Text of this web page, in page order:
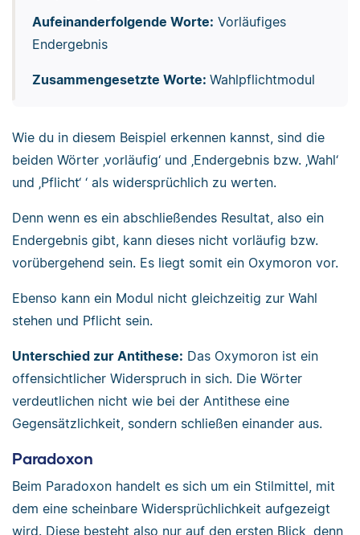
Aufeinanderfolgende Worte: Vorläufiges
Endergebnis
Zusammengesetzte Worte: Wahlpflichtmodul
Wie du in diesem Beispiel erkennen kannst, sind die
beiden Wörter ‚vorläufig‘ und ‚Endergebnis bzw. ‚Wahl‘
und ‚Pflicht‘ ‘ als widersprüchlich zu werten.
Denn wenn es ein abschließendes Resultat, also ein
Endergebnis gibt, kann dieses nicht vorläufig bzw.
vorübergehend sein. Es liegt somit ein Oxymoron vor.
Ebenso kann ein Modul nicht gleichzeitig zur Wahl
stehen und Pflicht sein.
Unterschied zur Antithese: Das Oxymoron ist ein
offensichtlicher Widerspruch in sich. Die Wörter
verdeutlichen nicht wie bei der Antithese eine
Gegensätzlichkeit, sondern schließen einander aus.
Paradoxon
Beim Paradoxon handelt es sich um ein Stilmittel, mit
dem eine scheinbare Widersprüchlichkeit aufgezeigt
wird. Diese besteht also nur auf den ersten Blick, denn